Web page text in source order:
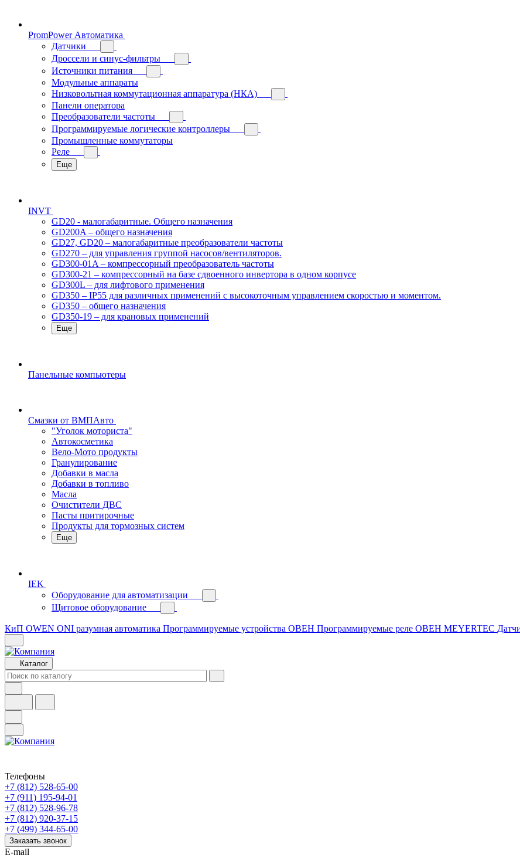
PromPower Автоматика
Датчики
Дроссели и синус-фильтры
Источники питания
Модульные аппараты
Низковольтная коммутационная аппаратура (НКА)
Панели оператора
Преобразователи частоты
Программируемые логические контроллеры
Промышленные коммутаторы
Реле
Еще
INVT
GD20 - малогабаритные. Общего назначения
GD200A – общего назначения
GD27, GD20 – малогабаритные преобразователи частоты
GD270 – для управления группой насосов/вентиляторов.
GD300-01A – компрессорный преобразователь частоты
GD300-21 – компрессорный на базе сдвоенного инвертора в одном корпусе
GD300L – для лифтового применения
GD350 – IP55 для различных применений с высокоточным управлением скоростью и моментом.
GD350 – общего назначения
GD350-19 – для крановых применений
Еще
Панельные компьютеры
Смазки от ВМПАвто
"Уголок моториста"
Автокосметика
Вело-Мото продукты
Гранулирование
Добавки в масла
Добавки в топливо
Масла
Очистители ДВС
Пасты притирочные
Продукты для тормозных систем
Еще
IEK
Оборудование для автоматизации
Щитовое оборудование
КиП OWEN ONI разумная автоматика Программируемые устройства ОВЕН Программируемые реле ОВЕН MEYERTEC
Каталог
Телефоны
+7 (812) 528-65-00
+7 (911) 195-94-01
+7 (812) 528-96-78
+7 (812) 920-37-15
+7 (499) 344-65-00
Заказать звонок
E-mail